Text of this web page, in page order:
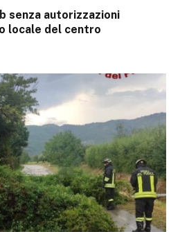
senza autorizzazioni
locale del centro